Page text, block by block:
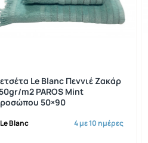
Le Blanc 4 με 10 ημέρες
Le Blanc Πεννιέ Ζακάρ
m2 PAROS Mint
50×90